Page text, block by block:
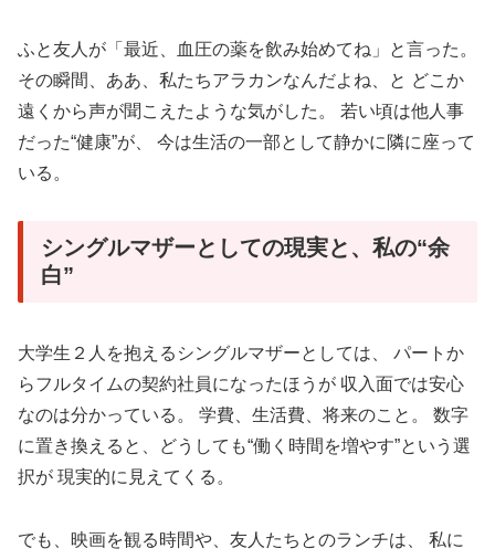
ふと友人が「最近、血圧の薬を飲み始めてね」と言った。
その瞬間、ああ、私たちアラカンなんだよね、と どこか
遠くから声が聞こえたような気がした。 若い頃は他人事
だった“健康”が、 今は生活の一部として静かに隣に座って
いる。
シングルマザーとしての現実と、私の“余
白”
大学生２人を抱えるシングルマザーとしては、 パートか
らフルタイムの契約社員になったほうが 収入面では安心
なのは分かっている。 学費、生活費、将来のこと。 数字
に置き換えると、どうしても“働く時間を増やす”という選
択が 現実的に見えてくる。
でも、映画を観る時間や、友人たちとのランチは、 私に